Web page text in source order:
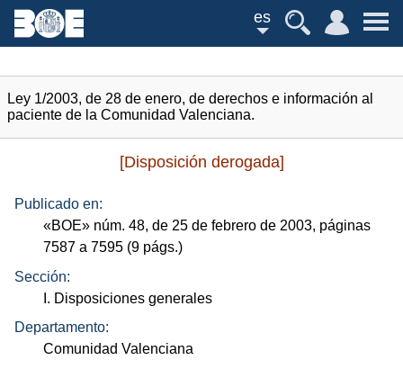
es
Ley 1/2003, de 28 de enero, de derechos e información al
paciente de la Comunidad Valenciana.
[Disposición derogada]
Publicado en:
«BOE» núm. 48, de 25 de febrero de 2003, páginas
7587 a 7595 (9 págs.)
Sección:
I. Disposiciones generales
Departamento:
Comunidad Valenciana